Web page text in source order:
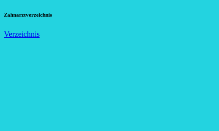
Zahnarztverzeichnis
Verzeichnis